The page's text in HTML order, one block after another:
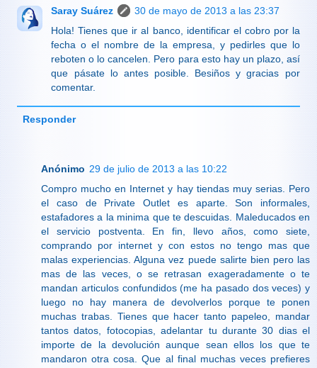
Saray Suárez
30 de mayo de 2013 a las 23:37
Hola! Tienes que ir al banco, identificar el cobro por la
fecha o el nombre de la empresa, y pedirles que lo
reboten o lo cancelen. Pero para esto hay un plazo, así
que pásate lo antes posible. Besiños y gracias por
comentar.
Responder
Anónimo 29 de julio de 2013 a las 10:22
Compro mucho en Internet y hay tiendas muy serias. Pero
el caso de Private Outlet es aparte. Son informales,
estafadores a la minima que te descuidas. Maleducados en
el servicio postventa. En fin, llevo años, como siete,
comprando por internet y con estos no tengo mas que
malas experiencias. Alguna vez puede salirte bien pero las
mas de las veces, o se retrasan exageradamente o te
mandan articulos confundidos (me ha pasado dos veces) y
luego no hay manera de devolverlos porque te ponen
muchas trabas. Tienes que hacer tanto papeleo, mandar
tantos datos, fotocopias, adelantar tu durante 30 dias el
importe de la devolución aunque sean ellos los que te
mandaron otra cosa. Que al final muchas veces prefieres